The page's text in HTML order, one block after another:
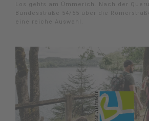
Los gehts am Ümmerich. Nach der
Bundesstraße 54/55 über die
eine reiche Auswahl.